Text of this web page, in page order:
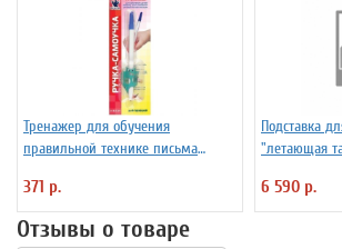
Тренажер для обучения
правильной технике письма
правшей
371 р.
Подставка
"летающая
6 590 р.
Отзывы о товаре